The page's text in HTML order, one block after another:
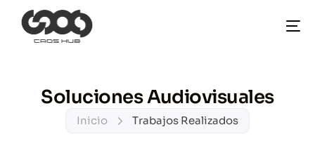
Soluciones Audiovisuales
Inicio Trabajos Realizados